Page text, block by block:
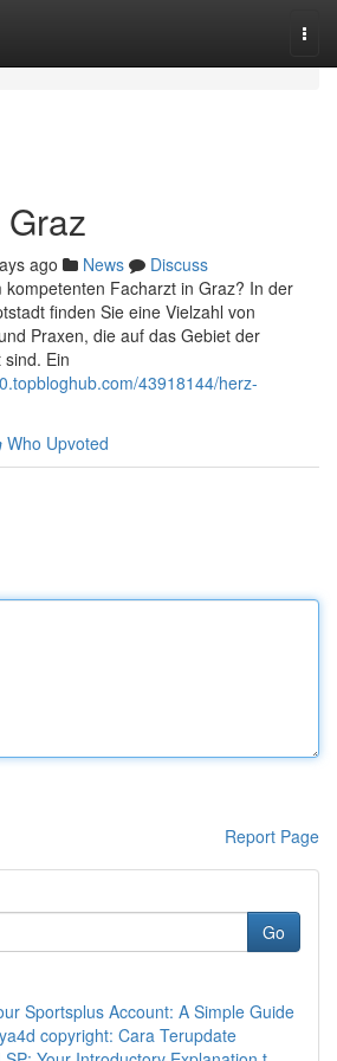
ago News
Discuss
kompetenten Facharzt in Graz? In der
finden Sie eine Vielzahl von
Praxen, die auf das Gebiet der
Ein
43918144/herz-
Who Upvoted
Report Page
Go
Sportsplus Account: A Simple Guide
copyright: Cara Terupdate